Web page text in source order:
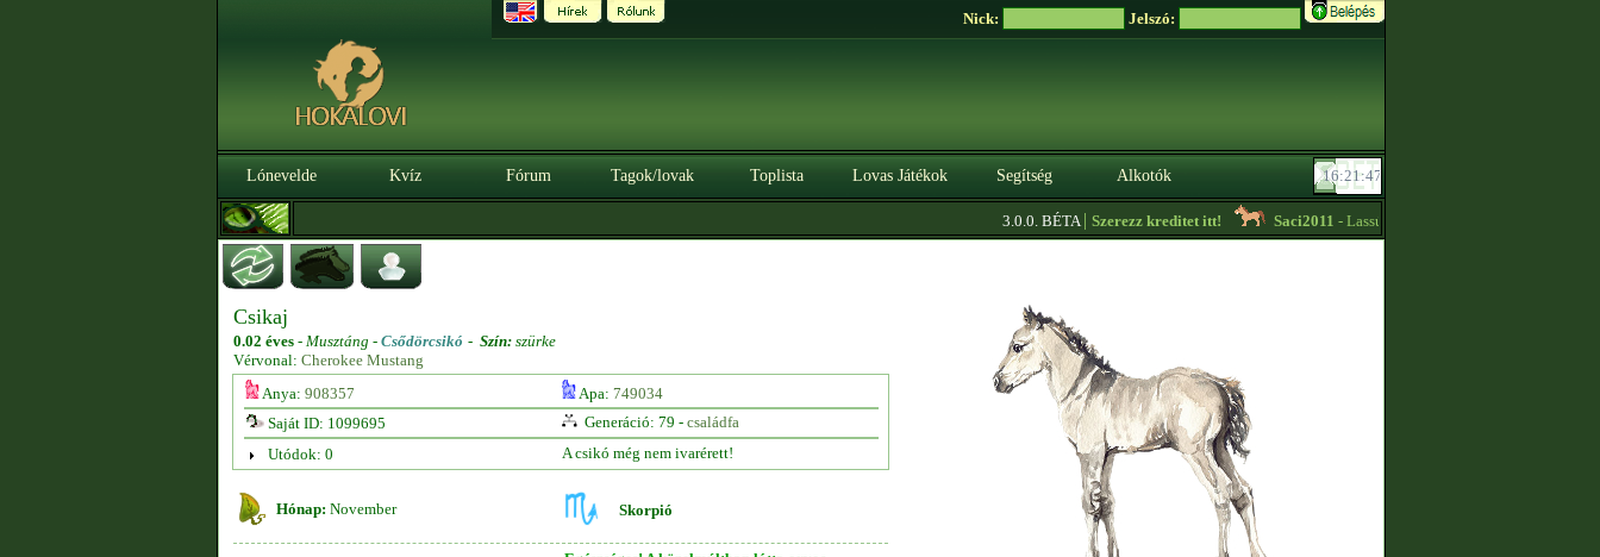
Nick: Jelszó:
Lónevelde Kvíz Fórum Tagok/lovak Toplista Lovas Játékok Segítség Alkotók
3.0.0. BÉTA|Szerezz kreditet itt! Saci2011- Lassúkörös edzést vállalok, további
Csikaj
0.02 éves - Musztáng - Csődörcsikó - Szín: szürke
Vérvonal: Cherokee Mustang
Anya: 908357 Apa: 749034
Saját ID: 1099695
Generáció: 79 - családfa
Utódok: 0
A csikó még nem ivarérett!
Hónap: November Skorpió